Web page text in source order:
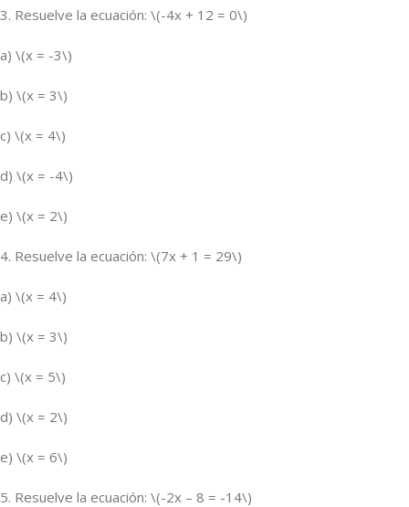
3. Resuelve la ecuación: \(-4x + 12 = 0\)
a) \(x = -3\)
b) \(x = 3\)
c) \(x = 4\)
d) \(x = -4\)
e) \(x = 2\)
4. Resuelve la ecuación: \(7x + 1 = 29\)
a) \(x = 4\)
b) \(x = 3\)
c) \(x = 5\)
d) \(x = 2\)
e) \(x = 6\)
5. Resuelve la ecuación: \(-2x – 8 = -14\)